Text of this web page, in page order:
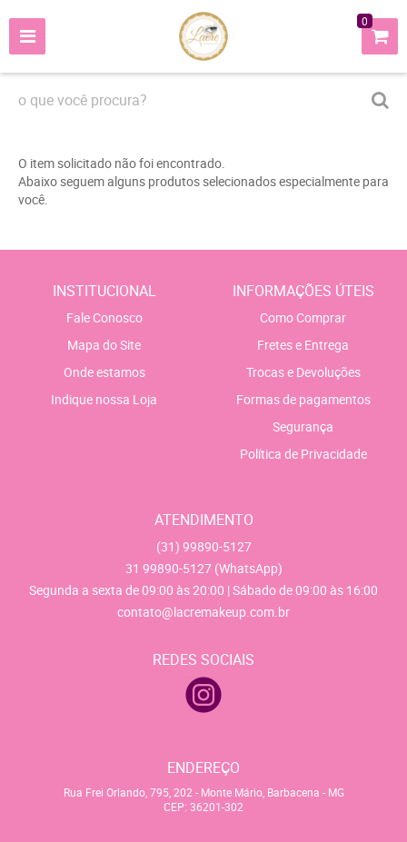
0
O item solicitado não foi encontrado.
Abaixo seguem alguns produtos selecionados especialmente para
você.
INSTITUCIONAL
Fale Conosco
Mapa do Site
Onde estamos
Indique nossa Loja
INFORMAÇÕES ÚTEIS
Como Comprar
Fretes e Entrega
Trocas e Devoluções
Formas de pagamentos
Segurança
Política de Privacidade
ATENDIMENTO
(31) 99890-5127
31 99890-5127 (WhatsApp)
Segunda a sexta de 09:00 às 20:00 | Sábado de 09:00 às 16:00
contato@lacremakeup.com.br
REDES SOCIAIS
ENDEREÇO
Rua Frei Orlando, 795, 202 - Monte Mário, Barbacena - MG
CEP: 36201-302